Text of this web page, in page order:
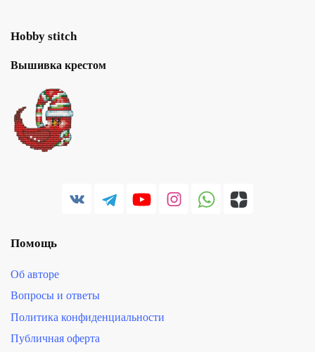
Hobby stitch
Вышивка крестом
Помощь
Об авторе
Вопросы и ответы
Политика конфиденциальности
Публичная оферта